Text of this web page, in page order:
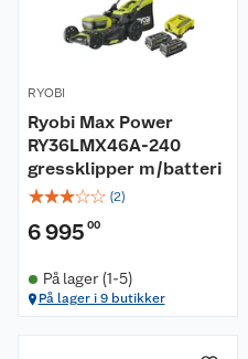
RYOBI
Ryobi Max Power
RY36LMX46A-240
gressklipper m/batteri
☆☆☆☆☆ (2)
6 995 00
På lager (1-5)
På lager i 9 butikker